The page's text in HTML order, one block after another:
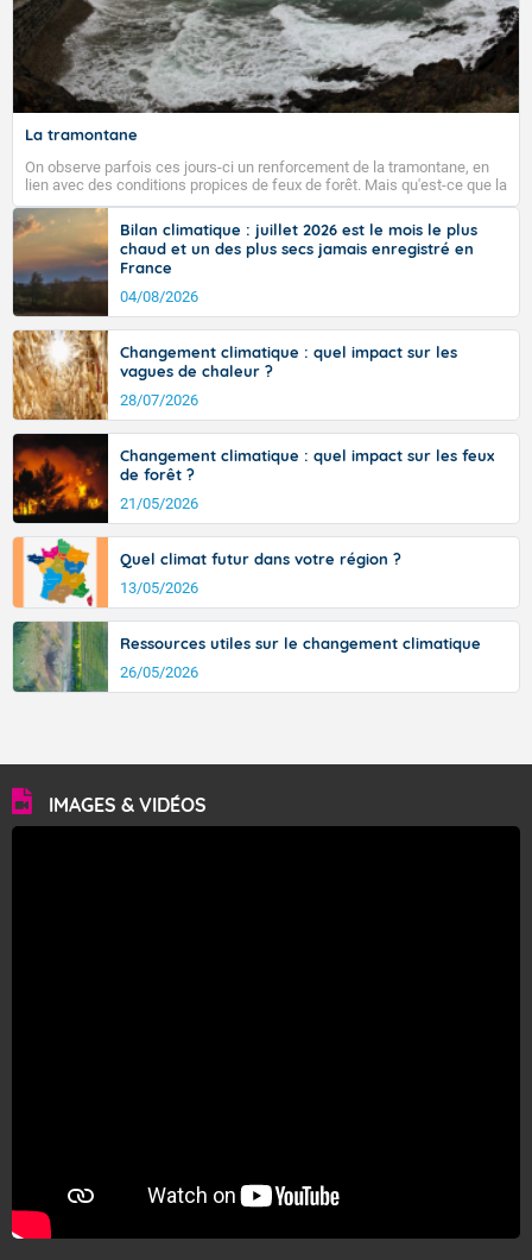
La tramontane
On observe parfois ces jours-ci un renforcement de la tramontane, en
lien avec des conditions propices de feux de forêt. Mais qu'est-ce que la
tramontane ? Quelles sont ses caractéristiques ? La tramontane est un
vent turbulent soufflant de secteur nord-ouest à nord, ou ouest à nord-
ouest, dans un secteur qui part du Roussillon à la vallée de l’Aude et à
l’ouest de l’Hérault. L’étymologie de ce vent vient du latin trasmontanus,
signifiant au-delà des monts, en allusion aux régions montagneuses
d’où provient ce vent.
Bilan climatique : juillet 2026 est le mois le plus
chaud et un des plus secs jamais enregistré en
France
04/08/2026
Changement climatique : quel impact sur les
vagues de chaleur ?
28/07/2026
Changement climatique : quel impact sur les feux
de forêt ?
21/05/2026
Quel climat futur dans votre région ?
13/05/2026
Ressources utiles sur le changement climatique
26/05/2026
IMAGES & VIDÉOS